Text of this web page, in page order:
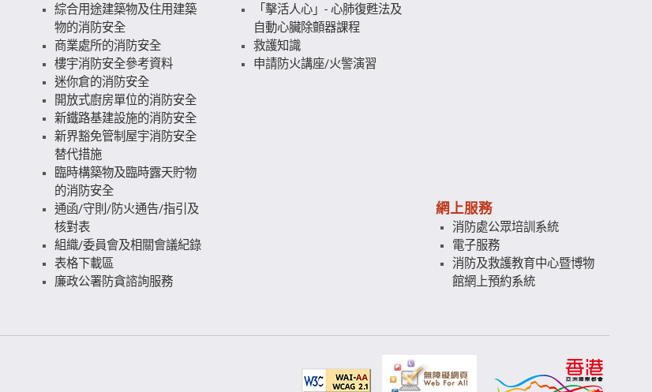
綜合用途建築物及住用建築
物的消防安全
商業處所的消防安全
樓宇消防安全參考資料
迷你倉的消防安全
開放式廚房單位的消防安全
新鐵路基建設施的消防安全
新界豁免管制屋宇消防安全
替代措施
臨時構築物及臨時露天貯物
的消防安全
通函/守則/防火通告/指引及
核對表
組織/委員會及相關會議紀錄
表格下載區
廉政公署防貪諮詢服務
「擊活人心」- 心肺復甦法及
自動心臟除顫器課程
救護知識
申請防火講座/火警演習
網上服務
消防處公眾培訓系統
電子服務
消防及救護教育中心暨博物
館網上預約系統